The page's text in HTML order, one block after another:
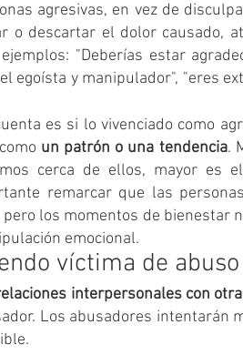
agresivas, en vez de
o descartar el dolor causado,
"Deberías estar
egoísta y manipulador", "eres
es si lo vivenciado como
un patrón o una tendencia.
cerca de ellos, mayor es
remarcar que las
los momentos de bienestar
emocional.
víctima de
interpersonales con
Los abusadores intentarán